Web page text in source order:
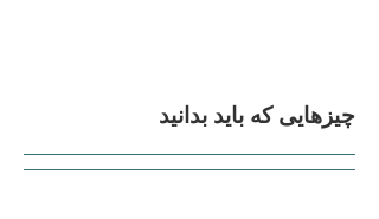
چیزهایی که باید بدانید